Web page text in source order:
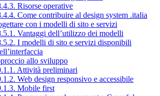
Risorse operative
Come contribuire al design system .italia
con i modelli di sito e servizi
Vantaggi dell’utilizzo dei modelli
I modelli di sito e servizi disponibili
allo sviluppo
Attività preliminari
Web design responsivo e accessibile
Mobile first